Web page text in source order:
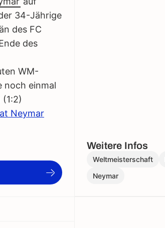
34-Jährige
des FC
des
WM-
noch einmal
Neymar
Weitere Infos
Weltmeisterschaft
Neymar